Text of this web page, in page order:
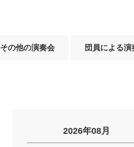
その他の演奏会 団員による演
2026年08月